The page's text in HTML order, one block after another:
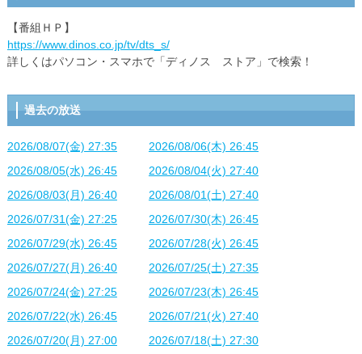
【番組ＨＰ】
https://www.dinos.co.jp/tv/dts_s/
詳しくはパソコン・スマホで「ディノス ストア」で検索！
過去の放送
2026/08/07(金) 27:35
2026/08/06(木) 26:45
2026/08/05(水) 26:45
2026/08/04(火) 27:40
2026/08/03(月) 26:40
2026/08/01(土) 27:40
2026/07/31(金) 27:25
2026/07/30(木) 26:45
2026/07/29(水) 26:45
2026/07/28(火) 26:45
2026/07/27(月) 26:40
2026/07/25(土) 27:35
2026/07/24(金) 27:25
2026/07/23(木) 26:45
2026/07/22(水) 26:45
2026/07/21(火) 27:40
2026/07/20(月) 27:00
2026/07/18(土) 27:30